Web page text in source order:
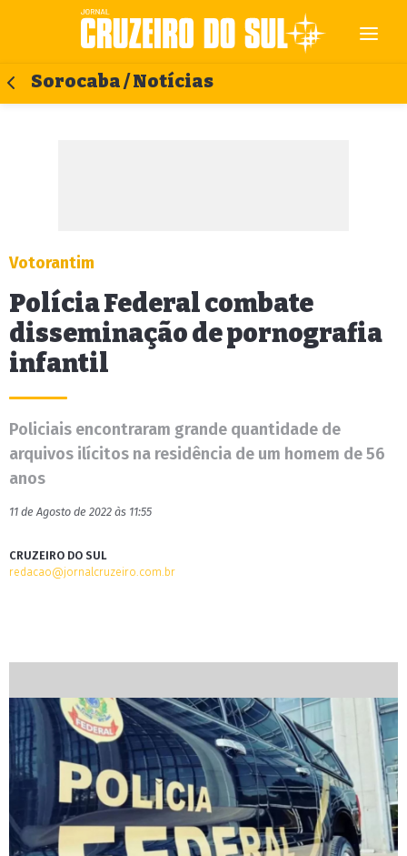
Sorocaba / Notícias
Votorantim
Polícia Federal combate
disseminação de pornografia
infantil
Policiais encontraram grande quantidade de
arquivos ilícitos na residência de um homem de 56
anos
11 de Agosto de 2022 às 11:55
CRUZEIRO DO SUL
redacao@jornalcruzeiro.com.br